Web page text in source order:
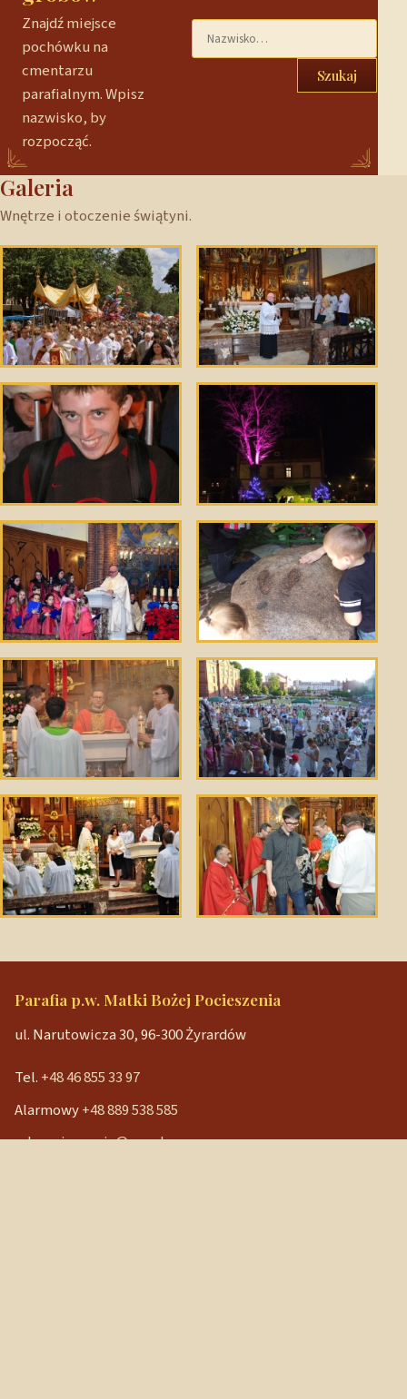
Znajdź miejsce
pochówku na
cmentarzu
parafialnym. Wpisz
nazwisko, by
rozpocząć.
Szukaj
Galeria
Wnętrze i otoczenie świątyni.
Parafia p.w. Matki Bożej Pocieszenia
ul. Narutowicza 30, 96-300 Żyrardów
Tel. +48 46 855 33 97
Alarmowy+48 889 538 585
mbpocieszenia@wp.pl